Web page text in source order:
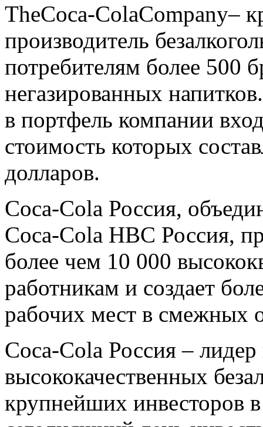
TheCoca-ColaCompany–
производитель
потребителям более 500
негазированных
в портфель компании
стоимость которых
долларов.
Coca-Cola Россия,
Coca-Cola HBC Россия,
более чем 10 000
работникам и создает
рабочих мест в смежных
Coca-Cola Россия – лидер
высококачественных
крупнейших инвесторов